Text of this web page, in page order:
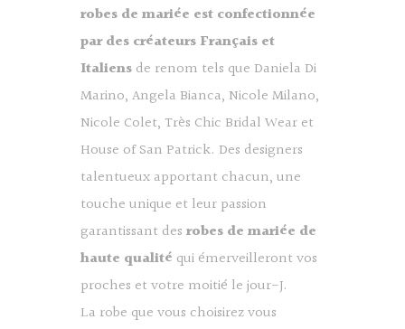
robes de mariée est confectionnée
par des créateurs Français et
Italiens de renom tels que Daniela Di
Marino, Angela Bianca, Nicole Milano,
Nicole Colet, Très Chic Bridal Wear et
House of San Patrick. Des designers
talentueux apportant chacun, une
touche unique et leur passion
garantissant des robes de mariée de
haute qualité qui émerveilleront vos
proches et votre moitié le jour-J.
La robe que vous choisirez vous